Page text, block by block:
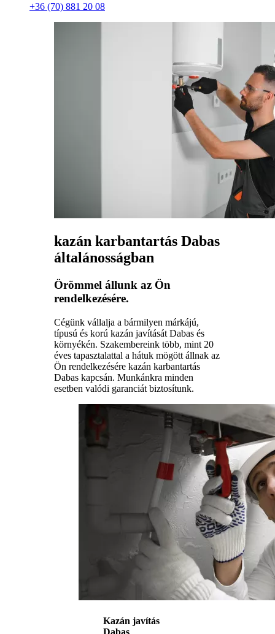
+36 (70) 881 20 08
kazán karbantartás Dabas
általánosságban
Örömmel állunk az Ön
rendelkezésére.
Cégünk vállalja a bármilyen márkájú,
típusú és korú kazán javítását Dabas és
környékén. Szakembereink több, mint 20
éves tapasztalattal a hátuk mögött állnak az
Ön rendelkezésére kazán karbantartás
Dabas kapcsán. Munkánkra minden
esetben valódi garanciát biztosítunk.
Kazán javítás